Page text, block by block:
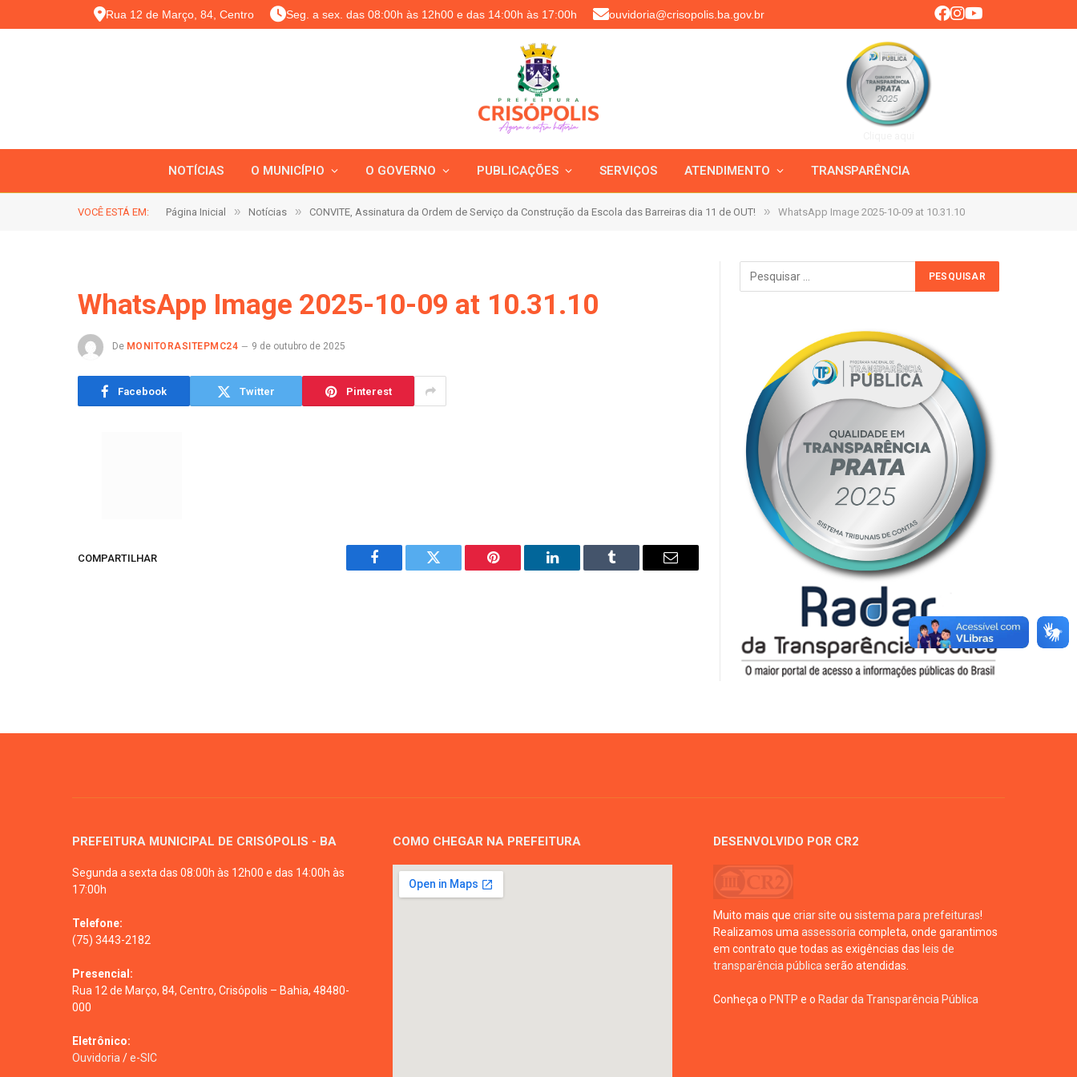
Rua 12 de Março, 84, Centro Seg. a sex. das 08:00h às 12h00 e das 14:00h às 17:00h ouvidoria@crisopolis.ba.gov.br
NOTÍCIAS O MUNICÍPIO O GOVERNO PUBLICAÇÕES SERVIÇOS ATENDIMENTO TRANSPARÊNCIA
VOCÊ ESTÁ EM: Página Inicial » Notícias » CONVITE, Assinatura da Ordem de Serviço da Construção da Escola das Barreiras dia 11 de OUT! » WhatsApp Image 2025-10-09 at 10.31.10
WhatsApp Image 2025-10-09 at 10.31.10
De MONITORASITEPMC24 9 de outubro de 2025
Facebook Twitter Pinterest
COMPARTILHAR
Facebook Twitter Pinterest LinkedIn Tumblr Email
PREFEITURA MUNICIPAL DE CRISÓPOLIS - BA
Segunda a sexta das 08:00h às 12h00 e das 14:00h às
17:00h
Telefone:
(75) 3443-2182
Presencial:
Rua 12 de Março, 84, Centro, Crisópolis – Bahia, 48480-
000
Eletrônico:
Ouvidoria /e-SIC
COMO CHEGAR NA PREFEITURA DESENVOLVIDO POR CR2
Muito mais que criar site ou sistema para prefeituras!
Realizamos uma assessoria completa, onde garantimos
em contrato que todas as exigências das leis de
transparência pública serão atendidas.
Conheça o PNTP e o Radar da Transparência Pública